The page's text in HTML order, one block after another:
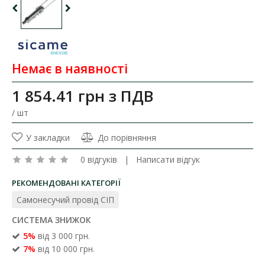
Немає в наявності
1 854.41 грн з ПДВ
/ шт
У закладки
До порівняння
0 відгуків | Написати відгук
РЕКОМЕНДОВАНІ КАТЕГОРІЇ
Самонесучий провід СІП
СИСТЕМА ЗНИЖОК
5% від 3 000 грн.
7% від 10 000 грн.